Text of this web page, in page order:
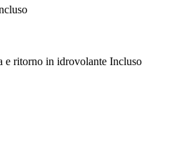
e ritorno in idrovolante Incluso